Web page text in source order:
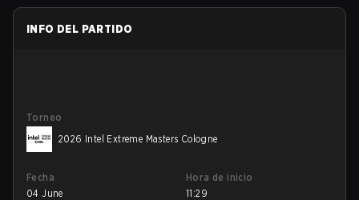
INFO DEL PARTIDO
Torneo
2026 Intel Extreme Masters Cologne
Fecha
04 June
Hora de inicio
11:29